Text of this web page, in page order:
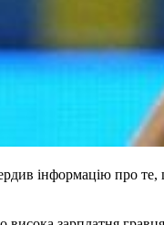
інформацію про